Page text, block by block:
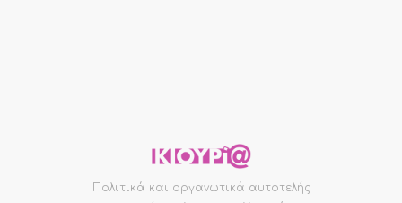
Πολιτικά και οργανωτικά αυτοτελής